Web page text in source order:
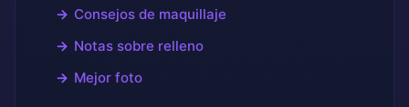
Consejos de maquillaje
Notas sobre relleno
Mejor foto